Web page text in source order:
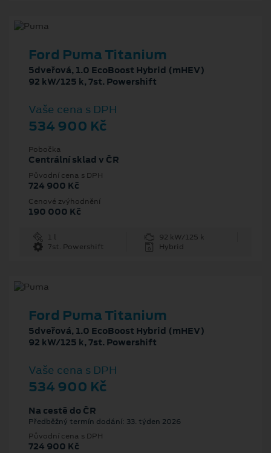
Ford Puma Titanium
5dveřová, 1.0 EcoBoost Hybrid (mHEV)
92 kW/125 k, 7st. Powershift
Vaše cena s DPH
534 900 Kč
Pobočka
Centrální sklad v ČR
Původní cena s DPH
724 900 Kč
Cenové zvýhodnění
190 000 Kč
1 l
92 kW/125 k
7st. Powershift
Hybrid
Ford Puma Titanium
5dveřová, 1.0 EcoBoost Hybrid (mHEV)
92 kW/125 k, 7st. Powershift
Vaše cena s DPH
534 900 Kč
Na cestě do ČR
Předběžný termín dodání: 33. týden 2026
Původní cena s DPH
724 900 Kč